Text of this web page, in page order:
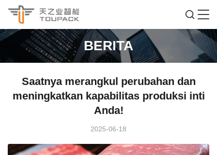
BERITA
Saatnya merangkul perubahan dan
meningkatkan kapabilitas produksi inti
Anda!
2025-06-18